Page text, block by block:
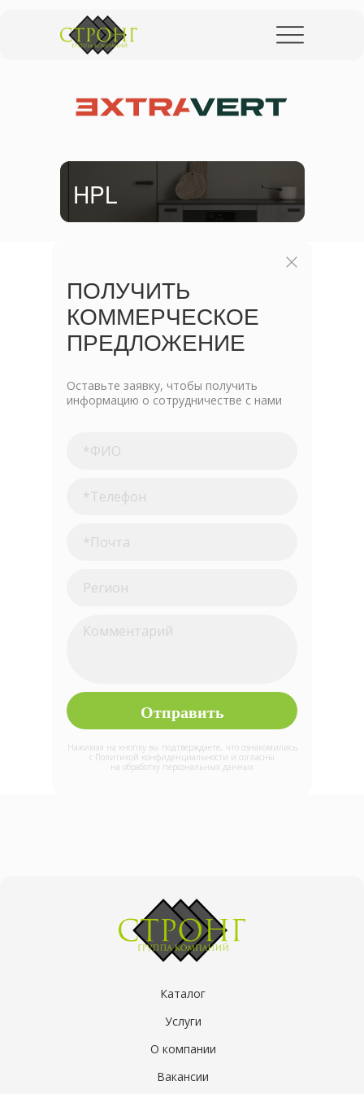
информацию о сотрудничестве с нами
ПОЛУЧИТЬ
ПРЕДЛОЖЕНИЕ
Нажимая на кнопку вы подтверждаете, что ознакомились
HPL
Оставьте заявку, чтобы получить
информацию о сотрудничестве с нами
ПОЛУЧИТЬ
КОММЕРЧЕСКОЕ
ПРЕДЛОЖЕНИЕ
Отправить
Нажимая на кнопку вы подтверждаете, что ознакомились
с Политикой конфиденциальности и согласны
на обработку персональных данных
О компании
Вакансии
Каталог
Услуги